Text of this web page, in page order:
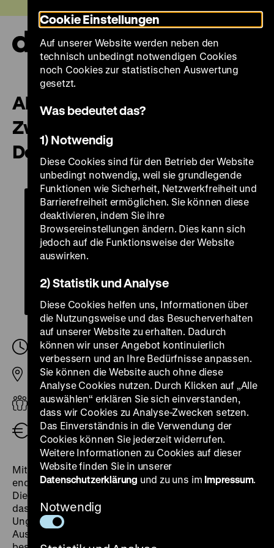
zum
Seiteninhalt
springen
Alles vorbei!? – Das Ende des
Zweiten Weltkriegs in
Deutschland und Europa
Sonntag, 07. Mai 2023, 11.00-11.30 Uhr
Pei-Bau
Erwachsene
Eintritt frei
Mit der bedingungslosen Kapitulation Deutschlands
endete am 8. Mai 1945 der Zweite Weltkrieg in Europa.
Die Reaktionen und Perspektiven der Deutschen auf
das Ereignis waren vielfältig: Erleichterung, Trauer,
Ungewissheit, Angst. Die Kurzführung durch die
Ausstellung „Roads not Taken“ wirft einen
Cookie Einstellungen
Auf unserer Website werden neben den
technisch unbedingt notwendigen Cookies
noch Cookies zur statistischen Auswertung
gesetzt.
Was bedeutet das?
1) Notwendig
Diese Cookies sind für den Betrieb der Website
unbedingt notwendig, weil sie grundlegende
Funktionen wie Sicherheit, Netzwerkfreiheit und
Barrierefreiheit ermöglichen. Sie können diese
deaktivieren, indem Sie ihre
Browsereinstellungen ändern. Dies kann sich
jedoch auf die Funktionsweise der Website
auswirken.
2) Statistik und Analyse
Diese Cookies helfen uns, Informationen über
die Nutzungsweise und das Besucherverhalten
auf unserer Website zu erhalten. Dadurch
können wir unser Angebot kontinuierlich
verbessern und an Ihre Bedürfnisse anpassen.
Sie können die Website auch ohne diese
Analyse Cookies nutzen. Durch Klicken auf „Alle
auswählen“ erklären Sie sich einverstanden,
dass wir Cookies zu Analyse-Zwecken setzen.
Das Einverständnis in die Verwendung der
Cookies können Sie jederzeit widerrufen.
Weitere Informationen zu Cookies auf dieser
Website finden Sie in unserer
Datenschutzerklärung und zu uns im Impressum.
Notwendig